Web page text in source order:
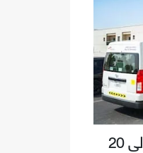
(حافلات تحت الطلب) تتوسع إلى 20